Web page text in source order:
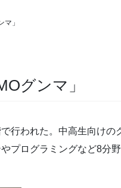
」
グンマ」
行われた。中高生向けの
プログラミングなど8分